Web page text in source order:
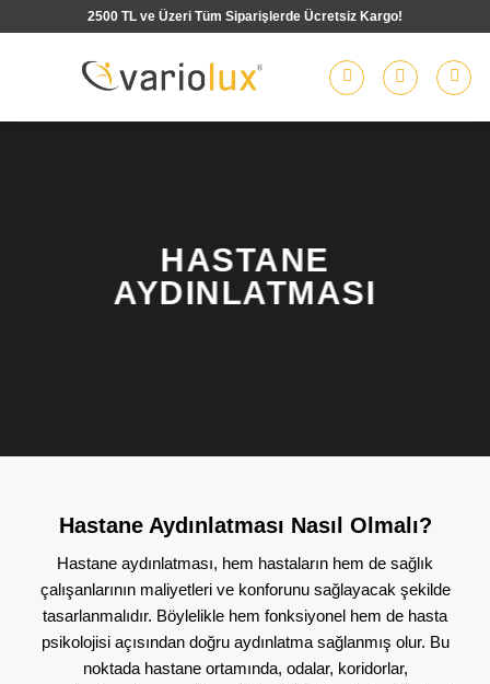
2500 TL ve Üzeri Tüm Siparişlerde Ücretsiz Kargo!
HASTANE
AYDINLATMASI
Hastane Aydınlatması Nasıl Olmalı?
Hastane aydınlatması, hem hastaların hem de sağlık
çalışanlarının maliyetleri ve konforunu sağlayacak şekilde
tasarlanmalıdır. Böylelikle hem fonksiyonel hem de hasta
psikolojisi açısından doğru aydınlatma sağlanmış olur. Bu
noktada hastane ortamında, odalar, koridorlar,